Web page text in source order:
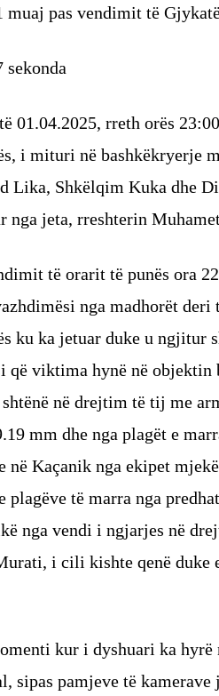
muaj pas vendimit të
sekonda
01.04.2025, rreth orës
i mituri në bashkëkryerje
Lika, Shkëlqim Kuka dhe
nga jeta, rreshterin
të orarit të punës ora
nga madhorët deri
ku ka jetuar duke u
që viktima hynë në
në drejtim të tij me
mm dhe nga plagët e
në Kaçanik nga ekipet
plagëve të marra nga
nga vendi i ngjarjes në
i cili kishte qenë duke
kur i dyshuari ka hyrë
sipas pamjeve të kamerave